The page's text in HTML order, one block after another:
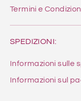
Termini e
SPEDIZIONI:
Informazioni sulle
Informazioni sul